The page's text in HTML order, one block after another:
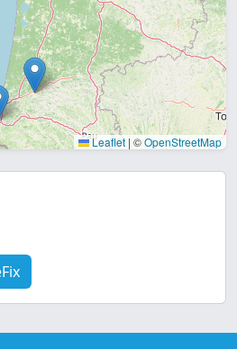
Leaflet | ©OpenStreetMap